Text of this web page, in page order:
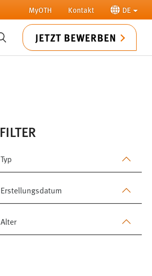
MyOTH Kontakt DE
SUCHE JETZT BEWERBEN
FILTER
Typ
Erstellungsdatum
Alter